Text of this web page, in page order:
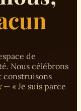
de
Nous célébrons
construisons
— « Je suis parce